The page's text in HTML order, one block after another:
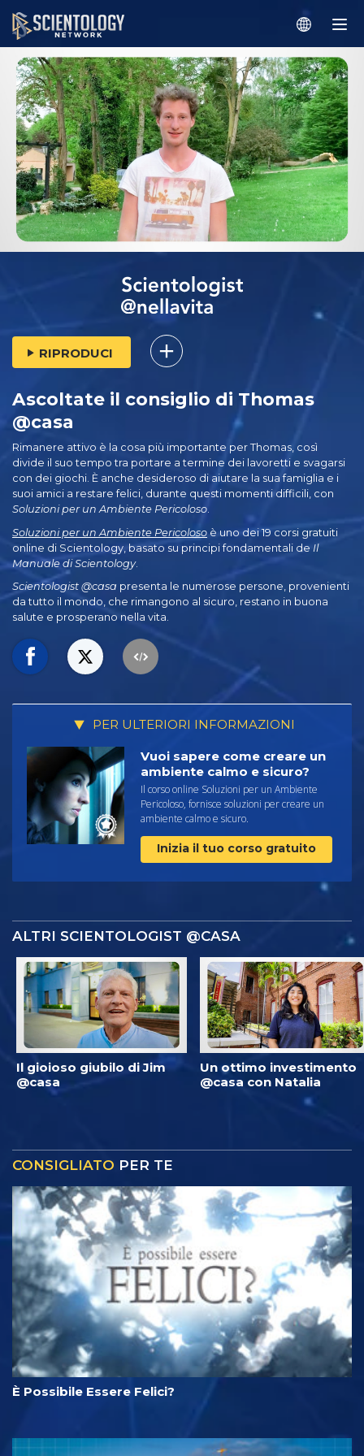
RIPRODUCI
Ascoltate il consiglio di Thomas
@casa
Rimanere attivo è la cosa più importante per Thomas, così
divide il suo tempo tra portare a termine dei lavoretti e svagarsi
con dei giochi. È anche desideroso di aiutare la sua famiglia e i
suoi amici a restare felici, durante questi momenti difficili, con
Soluzioni per un Ambiente Pericoloso
Soluzioni per un Ambiente Pericoloso è uno dei 19 corsi gratuiti
online di Scientology, basato su principi fondamentali de Il
Manuale di Scientology.
Scientologist @casa presenta le numerose persone, provenienti
da tutto il mondo, che rimangono al sicuro, restano in buona
salute e prosperano nella vita.
PER ULTERIORI INFORMAZIONI
Vuoi sapere come creare un
ambiente calmo e sicuro?
Il corso online Soluzioni per un Ambiente
Pericoloso, fornisce soluzioni per creare un
ambiente calmo e sicuro.
Inizia il tuo corso gratuito
ALTRI SCIENTOLOGIST @CASA
Il gioioso giubilo di Jim
@casa
Un ottimo investimento
@casa con Natalia
CONSIGLIATO PER TE
È Possibile Essere Felici?